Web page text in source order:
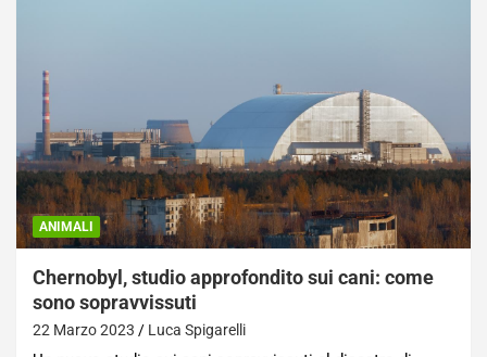
ANIMALI
Chernobyl, studio approfondito sui cani: come
sono sopravvissuti
22 Marzo 2023 Luca Spigarelli